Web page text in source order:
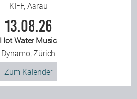
KIFF, Aarau
13.08.26
Hot Water Music
Dynamo, Zürich
Zum Kalender